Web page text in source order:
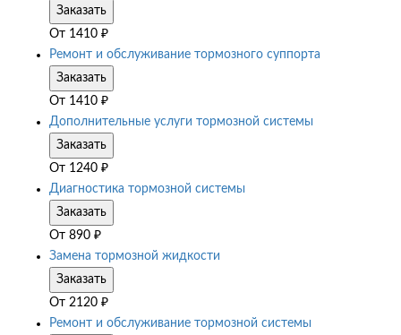
Заказать
От 1410 ₽
Ремонт и обслуживание тормозного суппорта
Заказать
От 1410 ₽
Дополнительные услуги тормозной системы
Заказать
От 1240 ₽
Диагностика тормозной системы
Заказать
От 890 ₽
Замена тормозной жидкости
Заказать
От 2120 ₽
Ремонт и обслуживание тормозной системы